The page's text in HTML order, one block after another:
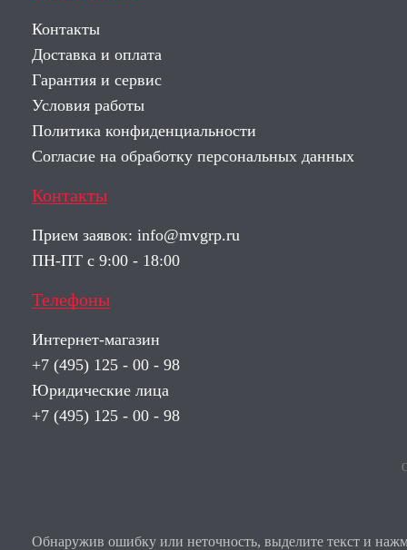
Контакты
Доставка и оплата
Гарантия и сервис
Условия работы
Политика конфиденциальности
Согласие на обработку персональных данных
Контакты
Прием заявок: info@mvgrp.ru
ПН-ПТ с 9:00 - 18:00
Телефоны
Интернет-магазин
+7 (495) 125 - 00 - 98
Юридические лица
+7 (495) 125 - 00 - 98
Обнаружив ошибку или неточность, выделите текст и